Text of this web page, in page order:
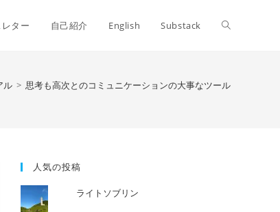
ター 自己紹介 English Substack ウ
ル > 思考も高次とのコミュニケーションの大事なツール
人気の投稿
ライトソブリン